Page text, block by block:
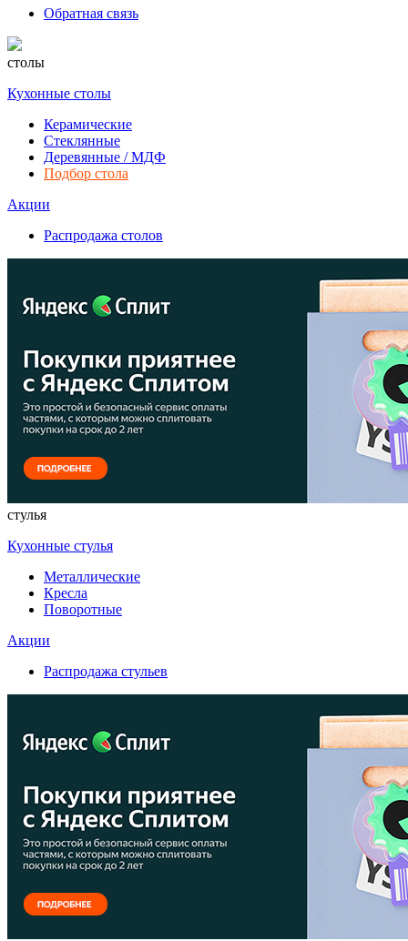
Обратная связь
столы
Кухонные столы
Керамические
Стеклянные
Деревянные / МДФ
Подбор стола
Акции
Распродажа столов
стулья
Кухонные стулья
Металлические
Кресла
Поворотные
Акции
Распродажа стульев